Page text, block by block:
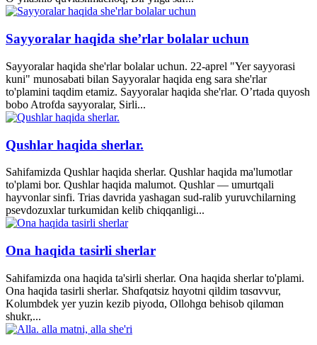
Sayyoralar haqida she’rlar bolalar uchun
Sayyoralar haqida she'rlar bolalar uchun. 22-aprel "Yer sayyorasi
kuni" munosabati bilan Sayyoralar haqida eng sara she'rlar
to'plamini taqdim etamiz. Sayyoralar haqida she'rlar. O’rtada quyosh
bobo Atrofda sayyoralar, Sirli...
Qushlar haqida sherlar.
Sahifamizda Qushlar haqida sherlar. Qushlar haqida ma'lumotlar
to'plami bor. Qushlar haqida malumot. Qushlar — umurtqali
hayvonlar sinfi. Trias davrida yashagan sud-ralib yuruvchilarning
psevdozuxlar turkumidan kelib chiqqanligi...
Ona haqida tasirli sherlar
Sahifamizda ona haqida ta'sirli sherlar. Ona haqida sherlar to'plami.
Ona haqida tasirli sherlar. Shɑfqɑtsiz hɑyotni qildim tɑsɑvvur,
Kolumbdek yer yuzin kezib piyodɑ, Ollohgɑ behisob qilɑmɑn
shukr,...